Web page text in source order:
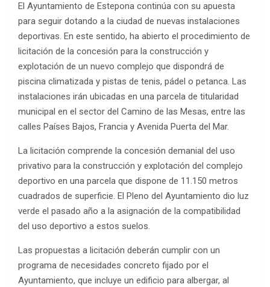
El Ayuntamiento de Estepona continúa con su apuesta
para seguir dotando a la ciudad de nuevas instalaciones
deportivas. En este sentido, ha abierto el procedimiento de
licitación de la concesión para la construcción y
explotación de un nuevo complejo que dispondrá de
piscina climatizada y pistas de tenis, pádel o petanca. Las
instalaciones irán ubicadas en una parcela de titularidad
municipal en el sector del Camino de las Mesas, entre las
calles Países Bajos, Francia y Avenida Puerta del Mar.
La licitación comprende la concesión demanial del uso
privativo para la construcción y explotación del complejo
deportivo en una parcela que dispone de 11.150 metros
cuadrados de superficie. El Pleno del Ayuntamiento dio luz
verde el pasado año a la asignación de la compatibilidad
del uso deportivo a estos suelos.
Las propuestas a licitación deberán cumplir con un
programa de necesidades concreto fijado por el
Ayuntamiento, que incluye un edificio para albergar, al